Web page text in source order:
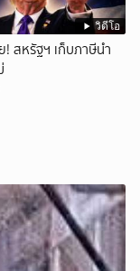
วิดีโอ
! สหรัฐฯ เก็บภาษีนำ